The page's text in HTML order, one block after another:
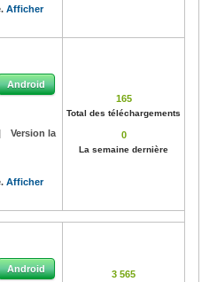
Afficher
Android
Version la
Afficher
165
Total des téléchargements
0
La semaine dernière
Android 3 565